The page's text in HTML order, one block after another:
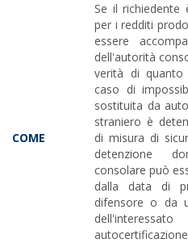
COME
Se il richiedente
per i redditi
essere
dell'autorità
verità di quanto
caso di
sostituita da
straniero è
di misura di
detenzione
consolare può
dalla data di
difensore o da